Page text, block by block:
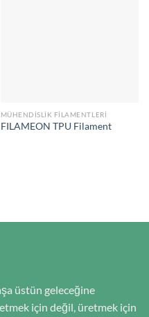
MÜHENDISLIK FILAMENTLERI
FILAMEON TPU Filament
üstün geleceğine
için değil, üretmek için